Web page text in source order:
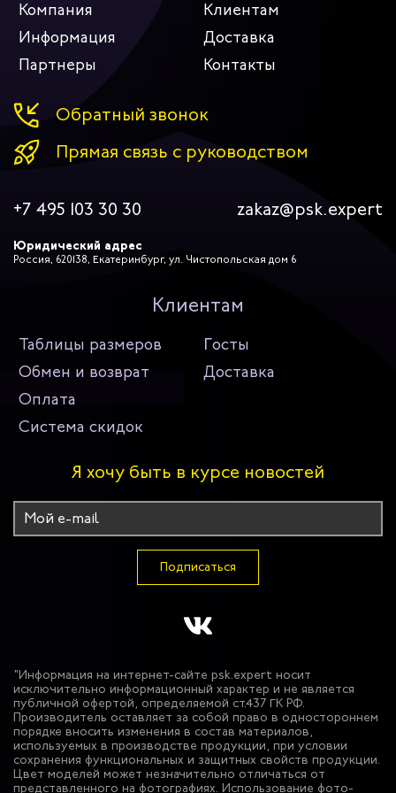
Компания
Клиентам
Информация
Доставка
Партнеры
Контакты
Обратный звонок
Прямая связь с руководством
+7 495 103 30 30 zakaz@psk.expert
Юридический адрес
Россия, 620138, Екатеринбург, ул. Чистопольская дом 6
Клиентам
Таблицы размеров
Госты
Обмен и возврат
Доставка
Оплата
Система скидок
Я хочу быть в курсе новостей
Подписаться
"Информация на интернет-сайте psk.expert носит
исключительно информационный характер и не является
публичной офертой, определяемой ст.437 ГК РФ.
Производитель оставляет за собой право в одностороннем
порядке вносить изменения в состав материалов,
используемых в производстве продукции, при условии
сохранения функциональных и защитных свойств продукции.
Цвет моделей может незначительно отличаться от
представленного на фотографиях. Использование фото-